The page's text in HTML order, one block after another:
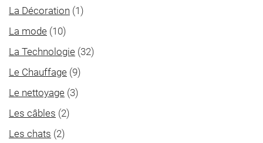
La Décoration (1)
La mode (10)
La Technologie (32)
Le Chauffage (9)
Le nettoyage (3)
Les câbles (2)
Les chats (2)